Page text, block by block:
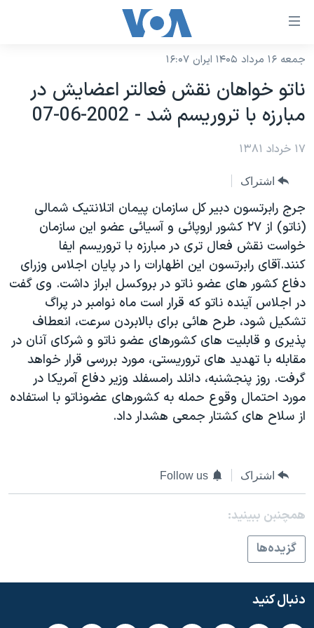
لینکهای
دسترسی
جهش
محتوای
اصلی
اصلی
جهش
به
جستجو
نسخه سبک وب‌سایت
موضوع ها
ایران
آمریکا
جهان
ورزشی
گزیده‌ها
ویژه برنامه‌ها
ویدیوها
فرهنگ و زندگی
حقوق شهروندی
اقتصادی
علم و فناوری
اسرائیل در جنگ
آرشیو پخش زنده
برنامه های تلویزیونی
جدول برنامه ها
صفحه‌های ویژه
جام جهانی ۲۰۲۶
عملیات خشم حماسی
۲۵۰سالگی آمریکا
بایگانی برنامه‌های تلویزیونی
مستندها
انتخابات ریاست جمهوری آمریکا ۲۰۲۴
حمله جمهوری اسلامی به اسرائیل
رمز مهسا
ورزش زنان در ایران
مجموعه مستندهای دادخواهی
چهل سال گروگان‌گیری
اعتراضات مردمی آبان ۹۸
فرکانس‌های صدای آمریکا
پخش رادیویی
یادگیری زبان انگلیسی
دنبال کنید
زبانهای مختلف
جمعه ۱۶ مرداد ۱۴۰۵ ایران ۱۶:۰۷
ناتو خواهان نقش فعالتر اعضايش در
مبارزه با تروريسم شد - 2002-06-07
۱۷ خرداد ۱۳۸۱
اشتراک
جرج رابرتسون دبير کل سازمان پيمان اتلانتيک شمالی
(ناتو) از ۲۷ کشور اروپائی و آسيائی عضو اين سازمان
خواست نقش فعال تری در مبارزه با تروريسم ايفا
کنند.آقای رابرتسون اين اظهارات را در پايان اجلاس وزرای
دفاع کشور های عضو ناتو در بروکسل ابراز داشت. وی گفت
در اجلاس آينده ناتو که قرار است ماه نوامبر در پراگ
تشکيل شود، طرح هائی برای بالابردن سرعت، انعطاف
پذيری و قابليت های کشورهای عضو ناتو و شرکای آنان در
مقابله با تهديد های تروريستی، مورد بررسی قرار خواهد
گرفت. روز پنجشنبه، دانلد رامسفلد وزير دفاع آمريکا در
مورد احتمال وقوع حمله به کشورهای عضوناتو با استفاده
از سلاح های کشتار جمعی هشدار داد.
اشتراک Follow us
همچنبن ببینید:
گزيده‌ها
دنبال کنید